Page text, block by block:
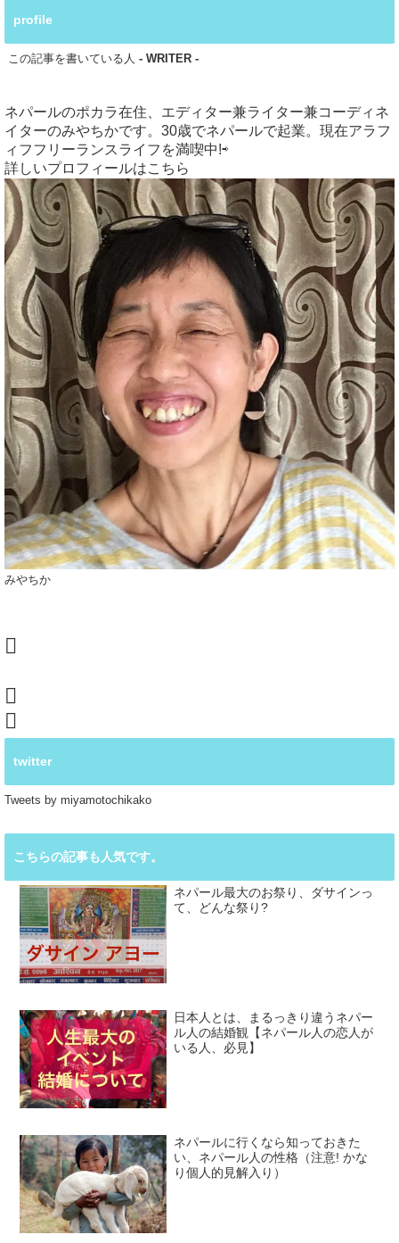
profile
この記事を書いている人 - WRITER -
ネパールのポカラ在住、エディター兼ライター兼コーディネ
イターのみやちかです。30歳でネパールで起業。現在アラフ
ィフフリーランスライフを満喫中!⇨
詳しいプロフィールはこちら
みやちか
twitter
Tweets by miyamotochikako
こちらの記事も人気です。
ネパール最大のお祭り、ダサインっ
て、どんな祭り?
日本人とは、まるっきり違うネパー
ル人の結婚観【ネパール人の恋人が
いる人、必見】
ネパールに行くなら知っておきた
い、ネパール人の性格（注意! かな
り個人的見解入り）